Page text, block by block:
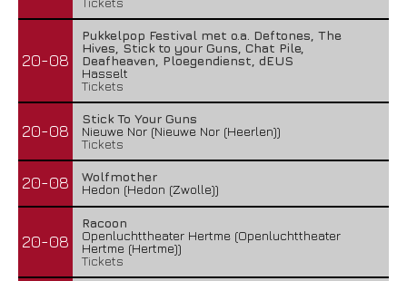
20-08
Pukkelpop Festival met o.a. Deftones, The
Hives, Stick to your Guns, Chat Pile,
Deafheaven, Ploegendienst, dEUS
Hasselt
Tickets
20-08
Stick To Your Guns
Nieuwe Nor (Nieuwe Nor (Heerlen))
Tickets
20-08
Wolfmother
Hedon (Hedon (Zwolle))
20-08
Racoon
Openluchttheater Hertme (Openluchttheater
Hertme (Hertme))
Tickets